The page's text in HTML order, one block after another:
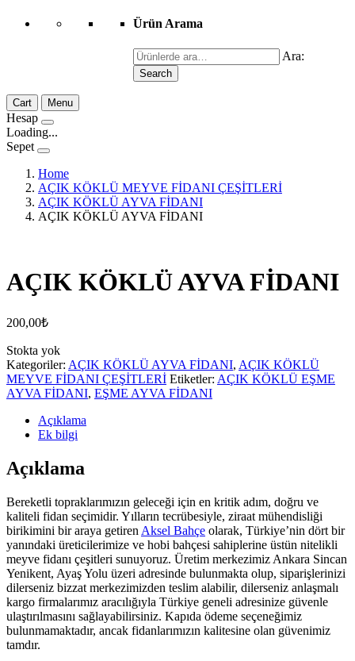
Ürün Arama
Ara:
Search
Cart Menu
Hesap
Loading...
Sepet
Home
AÇIK KÖKLÜ MEYVE FİDANI ÇEŞİTLERİ
AÇIK KÖKLÜ AYVA FİDANI
AÇIK KÖKLÜ AYVA FİDANI
AÇIK KÖKLÜ AYVA FİDANI
200,00₺
Stokta yok
Kategoriler: AÇIK KÖKLÜ AYVA FİDANI, AÇIK KÖKLÜ
MEYVE FİDANI ÇEŞİTLERİ Etiketler: AÇIK KÖKLÜ EŞME
AYVA FİDANI, EŞME AYVA FİDANI
Açıklama
Ek bilgi
Açıklama
Bereketli topraklarımızın geleceği için en kritik adım, doğru ve
kaliteli fidan seçimidir. Yılların tecrübesiyle, ziraat mühendisliği
birikimini bir araya getiren Aksel Bahçe olarak, Türkiye’nin dört bir
yanındaki üreticilerimize ve hobi bahçesi sahiplerine üstün nitelikli
meyve fidanı çeşitleri sunuyoruz. Üretim merkezimiz Ankara Sincan
Yenikent, Ayaş Yolu üzeri adresinde bulunmakta olup, siparişlerinizi
dilerseniz bizzat merkezimizden teslim alabilir, dilerseniz anlaşmalı
kargo firmalarımız aracılığıyla Türkiye geneli adresinize güvenle
ulaştırılmasını sağlayabilirsiniz. Kapıda ödeme seçeneğimiz
bulunmamaktadır, ancak fidanlarımızın kalitesine olan güvenimiz
tamdır.